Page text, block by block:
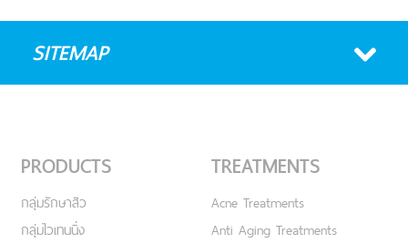
SITEMAP
PRODUCTS
กลุ่มรักษาสิว
กลุ่มไวเทนนิ่ง
TREATMENTS
Acne Treatments
Anti Aging Treatments